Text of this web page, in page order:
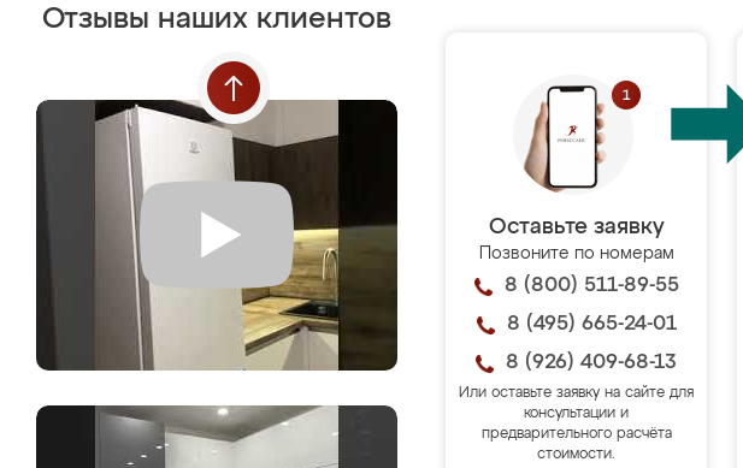
Отзывы наших клиентов
Оставьте заявку
Позвоните по номерам
8 (800) 511-89-55
8 (495) 665-24-01
8 (926) 409-68-13
Или оставьте заявку на сайте для
консультации и
предварительного расчёта
стоимости.